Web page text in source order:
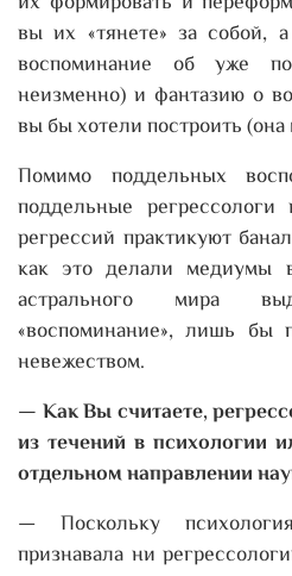
вы их «тянете» за собой,
воспоминание об уже
неизменно) и фантазию о
вы бы хотели построить (она
Помимо поддельных
поддельные
регрессий практикуют
как это делали медиумы
астрального мира
«воспоминание», лишь бы
невежеством.
— Как Вы считаете,
из течений в психологии
отдельном направлении
— Поскольку
признавала ни